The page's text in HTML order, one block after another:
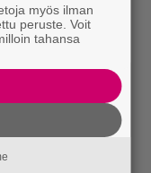
tai muutettavaa.
perjantain
saattelemana
ja liian
myös ilman
peruste. Voit
tahansa